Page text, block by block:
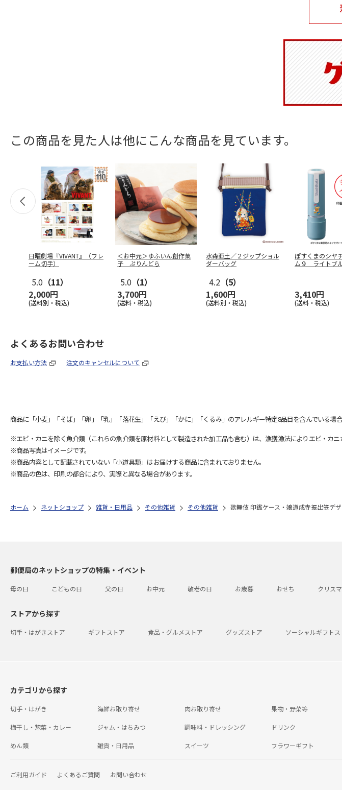
この商品を見た人は他にこんな商品を見ています。
日曜劇場『VIVANT』（フレ
ーム切手）
5.0 （11）
2,000円
(送料別・税込)
＜お中元＞ゆふいん創作菓
子 ぷりんどら
5.0 （1）
3,700円
(送料・税込)
水森亜土／２ジップショル
ダーバッグ
4.2 （5）
1,600円
(送料別・税込)
ぽすくまのシヤ
ム９ ライトブ
3,410円
(送料・税込)
よくあるお問い合わせ
お支払い方法 注文のキャンセルについて
商品に「小麦」「そば」「卵」「乳」「落花生」「えび」「かに」「くるみ」のアレルギー特定8品目を含んでいる場合
※エビ・カニを除く魚介類（これらの魚介類を原材料として製造された加工品も含む）は、漁獲漁法によりエビ・カ
※商品写真はイメージです。
※商品内容として記載されていない「小道具類」はお届けする商品に含まれておりません。
※商品の色は、印刷の都合により、実際と異なる場合があります。
ホーム ネットショップ 雑貨・日用品 その他雑貨 その他雑貨 歌舞伎 印鑑ケース・娘道成寺振出笠デ
郵便局のネットショップの特集・イベント
母の日 こどもの日 父の日 お中元 敬老の日 お歳暮 おせち クリス
ストアから探す
切手・はがきストア ギフトストア 食品・グルメストア グッズストア ソーシャルギフトス
カテゴリから探す
切手・はがき 海鮮お取り寄せ 肉お取り寄せ 果物・野菜等
梅干し・惣菜・カレー ジャム・はちみつ 調味料・ドレッシング ドリンク
めん類 雑貨・日用品 スイーツ フラワーギフト
ご利用ガイド よくあるご質問 お問い合わせ